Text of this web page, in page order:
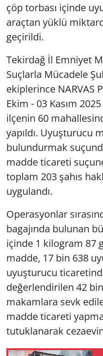
çöp torbası içinde
araçtan yüklü
geçirildi.
Tekirdağ İl Emniyet
Suçlarla Mücadele
ekiplerince NARVAS
Ekim - 03 Kasım
ilçenin 60
yapıldı. Uyuşturucu
bulundurmak
madde ticareti
toplam 203 şahıs
uygulandı.
Operasyonlar
bagajında bulunan
içinde 1 kilogram 87
madde, 17 bin 638
uyuşturucu
değerlendirilen 42
makamlara sevk
madde ticareti
tutuklanarak